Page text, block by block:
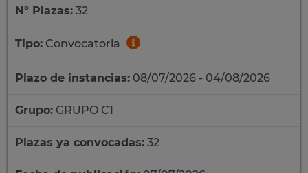
Nº Plazas: 32
Tipo: Convocatoria
Plazo de instancias: 08/07/2026 - 04/08/2026
Grupo: GRUPO C1
Plazas ya convocadas: 32